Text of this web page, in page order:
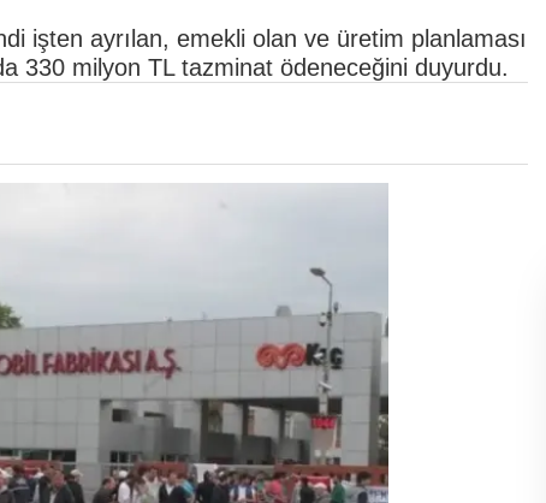
işten ayrılan, emekli olan ve üretim planlaması
330 milyon TL tazminat ödeneceğini duyurdu.